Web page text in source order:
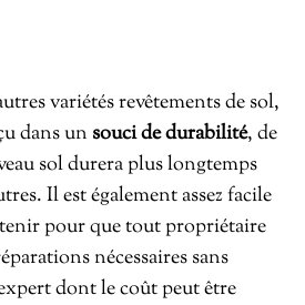
variétés revêtements de sol,
dans un souci de durabilité, de
sol durera plus longtemps
Il est également assez facile
pour que tout propriétaire
nécessaires sans
dont le coût peut être